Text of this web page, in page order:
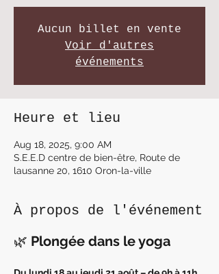
Aucun billet en vente
Voir d'autres
événements
Heure et lieu
Aug 18, 2025, 9:00 AM
S.E.E.D centre de bien-être, Route de
lausanne 20, 1610 Oron-la-ville
À propos de l'événement
🌿 Plongée dans le yoga